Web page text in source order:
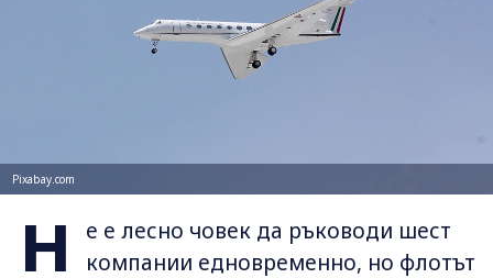
Pixabay.com
Н
е е лесно човек да ръководи шест
компании едновременно, но флотът